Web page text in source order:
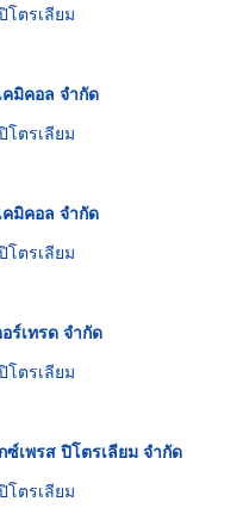
ตรเลียม
มิคอล จำกัด
ตรเลียม
มิคอล จำกัด
ตรเลียม
ร์เทรด จำกัด
ตรเลียม
เพรส ปิโตรเลียม จำกัด
ตรเลียม